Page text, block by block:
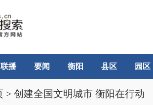
联播 要闻 衡阳 县区 园区
> 创建全国文明城市 衡阳在行动